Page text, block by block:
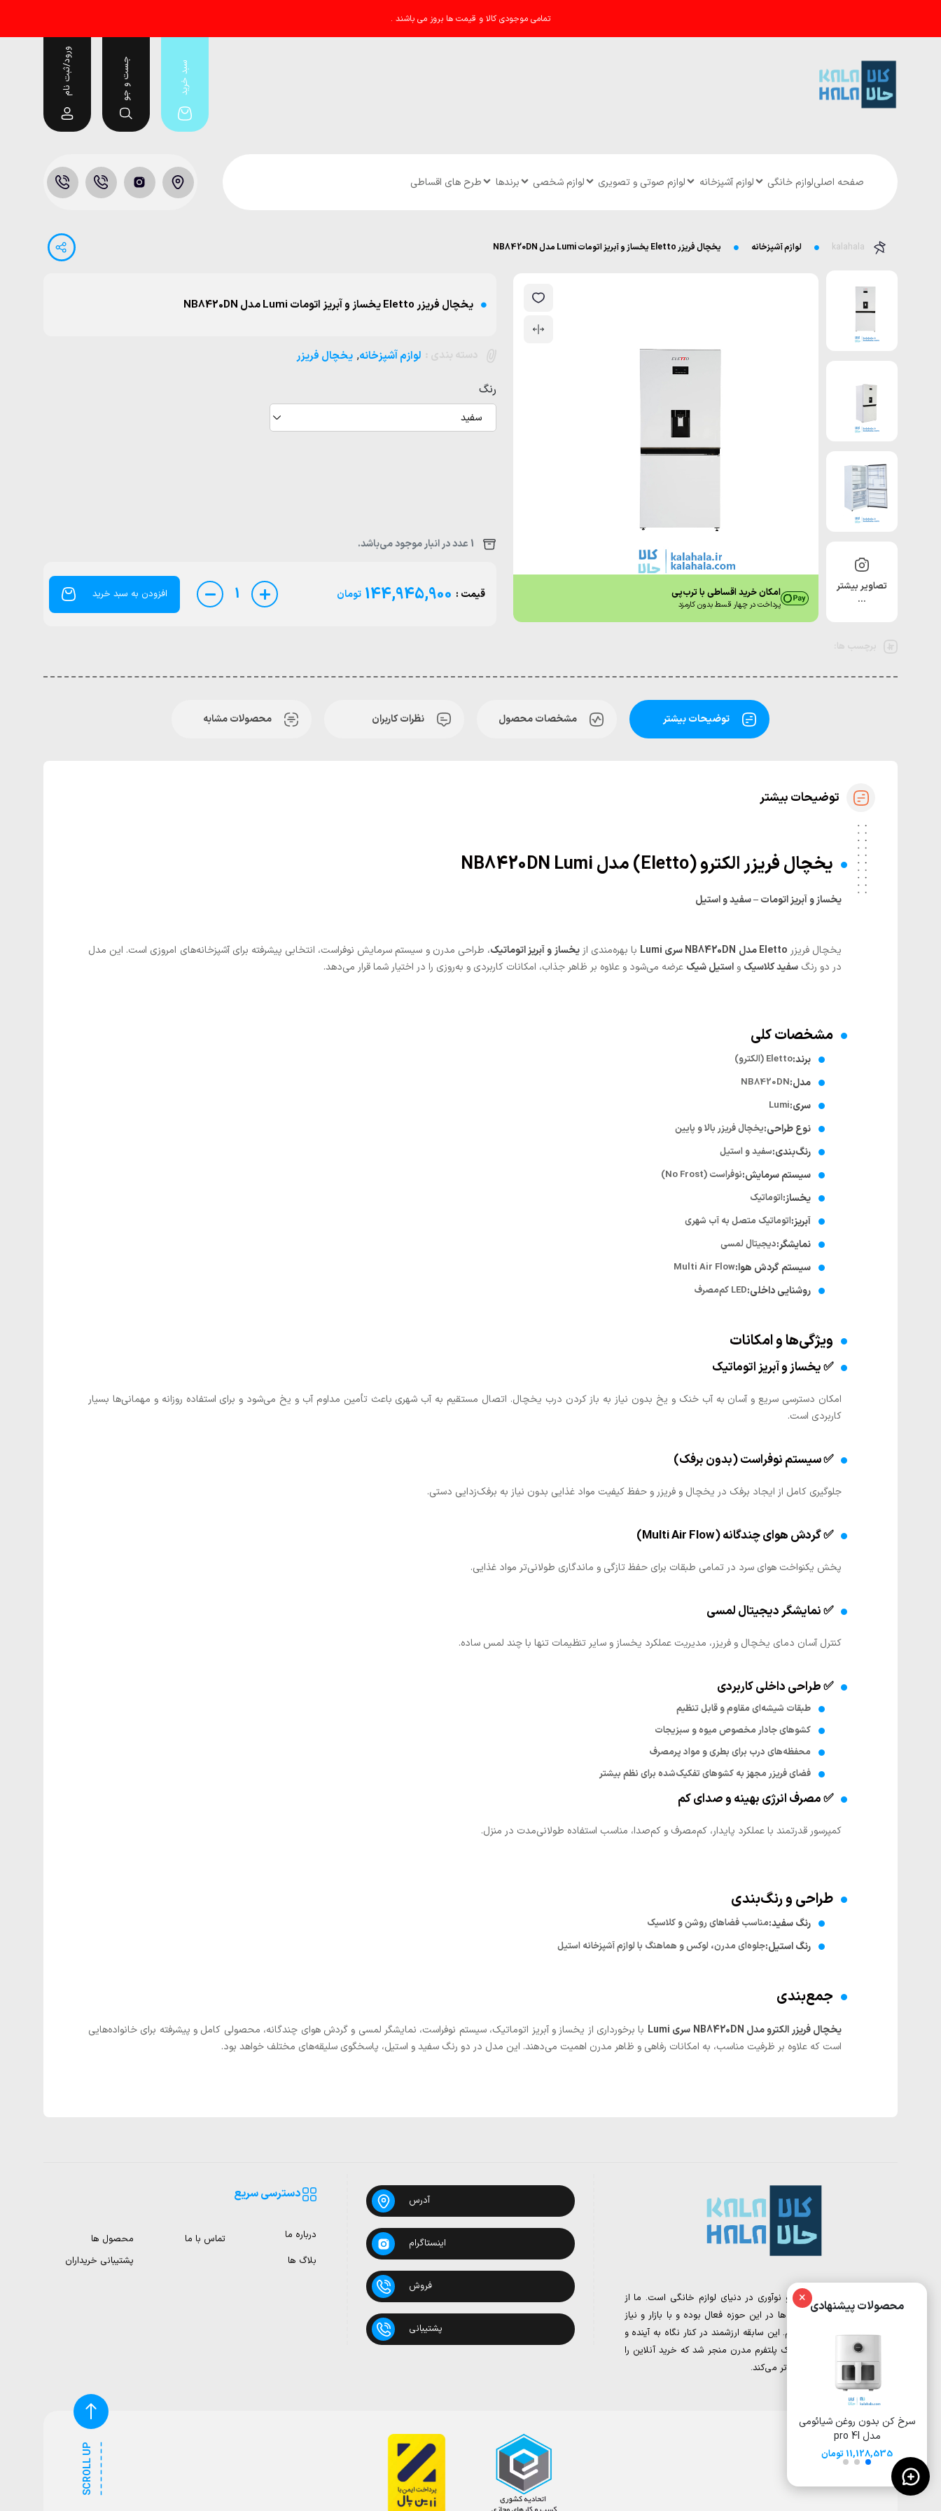
× محصولات پیشنهادی
سرخ کن بدون روغن 8 لیتری
شیائومی مدل Deerma
DEM-KZ150W
17,000,000 تومان
تمامی موجودی کالا و قیمت ها بروز می باشند .
سبد خرید جست و جو ورود/ثبت نام
صفحه اصلیلوازم خانگی لوازم آشپزخانه لوازم صوتی و تصویری لوازم شخصی برندها طرح های اقساطی
kalahala لوازم آشپزخانه یخچال فریزر Eletto یخساز و آبریز اتومات Lumi مدل NB8420DN
تصاویر بیشتر
…
امکان خرید اقساطی با ترب‌پی
پرداخت در چهار قسط بدون کارمزد
یخچال فریزر Eletto یخساز و آبریز اتومات Lumi مدل NB8420DN
لوازم آشپزخانه, یخچال فریزر
رنگ
سفید
1 عدد در انبار موجود می‌باشد.
قیمت : 144,945,900 تومان 1 افزودن به سبد خرید
توضیحات بیشتر مشخصات محصول نظرات کاربران محصولات مشابه
توضیحات بیشتر
یخچال فریزر الکترو (Eletto) مدل NB8420DN Lumi
یخساز و آبریز اتومات – سفید و استیل
یخچال فریزر Eletto مدل NB8420DN سری Lumi با بهره‌مندی ازیخساز و آبریز اتوماتیک، طراحی مدرن و سیستم سرمایش نوفراست، انتخابی پیشرفته برای آشپزخانه‌های امروزی است. این مدل
در دو رنگ سفید کلاسیک و استیل شیک عرضه می‌شود و علاوه بر ظاهر جذاب، امکانات کاربردی و به‌روزی را در اختیار شما قرار می‌دهد.
مشخصات کلی
برند:Eletto (الکترو)
مدل:NB8420DN
سری:Lumi
نوع طراحی:یخچال فریزر بالا و پایین
رنگ‌بندی:سفید و استیل
سیستم سرمایش:نوفراست (No Frost)
یخساز:اتوماتیک
آبریز:اتوماتیک متصل به آب شهری
نمایشگر:دیجیتال لمسی
سیستم گردش هوا:Multi Air Flow
روشنایی داخلی:LED کم‌مصرف
ویژگی‌ها و امکانات
✅ یخساز و آبریز اتوماتیک
امکان دسترسی سریع و آسان به آب خنک و یخ بدون نیاز به باز کردن درب یخچال. اتصال مستقیم به آب شهری باعث تأمین مداوم آب و یخ می‌شود و برای استفاده روزانه و مهمانی‌ها بسیار
کاربردی است.
✅ سیستم نوفراست (بدون برفک)
جلوگیری کامل از ایجاد برفک در یخچال و فریزر و حفظ کیفیت مواد غذایی بدون نیاز به برفک‌زدایی دستی.
✅ گردش هوای چندگانه (Multi Air Flow)
پخش یکنواخت هوای سرد در تمامی طبقات برای حفظ تازگی و ماندگاری طولانی‌تر مواد غذایی.
✅ نمایشگر دیجیتال لمسی
کنترل آسان دمای یخچال و فریزر، مدیریت عملکرد یخساز و سایر تنظیمات تنها با چند لمس ساده.
✅ طراحی داخلی کاربردی
طبقات شیشه‌ای مقاوم و قابل تنظیم
کشوهای جادار مخصوص میوه و سبزیجات
محفظه‌های درب برای بطری و مواد پرمصرف
فضای فریزر مجهز به کشوهای تفکیک‌شده برای نظم بیشتر
✅ مصرف انرژی بهینه و صدای کم
کمپرسور قدرتمند با عملکرد پایدار، کم‌مصرف و کم‌صدا، مناسب استفاده طولانی‌مدت در منزل.
طراحی و رنگ‌بندی
رنگ سفید:مناسب فضاهای روشن و کلاسیک
رنگ استیل:جلوه‌ای مدرن، لوکس و هماهنگ با لوازم آشپزخانه استیل
جمع‌بندی
یخچال فریزر الکترو مدل NB8420DN سری Lumi
با برخورداری از یخساز و آبریز اتوماتیک، سیستم نوفراست، نمایشگر لمسی و گردش هوای چندگانه، محصولی کامل و پیشرفته برای خانواده‌هایی
است که علاوه بر ظرفیت مناسب، به امکانات رفاهی و ظاهر مدرن اهمیت می‌دهند. این مدل در دو رنگ سفید و استیل، پاسخگوی سلیقه‌های مختلف خواهد بود.
کالا حالا، نقطه تلاقی تجربه و نوآوری در دنیای لوازم خانگی است. ما از
تیمی تشکیل شده‌ایم که سال‌ها در این حوزه فعال بوده و با بازار و نیاز
مشتریان به‌خوبی آشنا هستیم. این سابقه ارزشمند در کنار نگاه به آینده و
دیجیتال مارکتینگ، به خلق یک پلتفرم مدرن منجر شد که خرید آنلاین را
برای شما ساده‌تر و هوشمندانه‌تر می‌کند.
آدرس
اینستاگرام
فروش
پشتیبانی
دسترسی سریع
درباره ما تماس با ما
محصول ها
بلاگ ها
پشتیبانی خریداران
SCROLL UP